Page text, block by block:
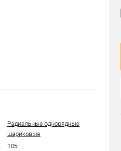
Радиальные однорядные
шариковые
105